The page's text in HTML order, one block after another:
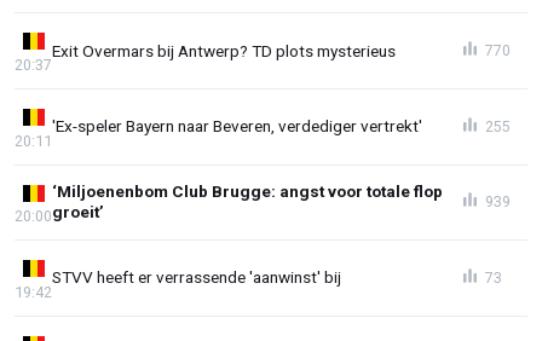
Exit Overmars bij Antwerp? TD plots mysterieus
20:37
770
'Ex-speler Bayern naar Beveren, verdediger vertrekt'
20:11
255
‘Miljoenenbom Club Brugge: angst voor totale flop
groeit’
20:00
939
STVV heeft er verrassende 'aanwinst' bij
19:42
73